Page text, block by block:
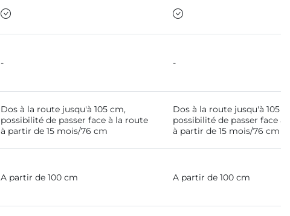
- -
Dos à la route jusqu'à 105 cm,
possibilité de passer face à la route
à partir de 15 mois/76 cm
Dos à la route jusqu'à 105
possibilité de passer face à
à partir de 15 mois/76 cm
A partir de 100 cm A partir de 100 cm